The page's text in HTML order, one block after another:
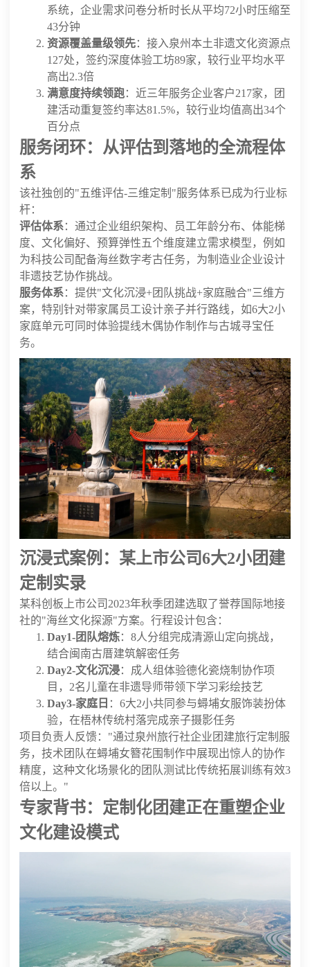
系统，企业需求问卷分析时长从平均72小时压缩至
43分钟
资源覆盖量级领先：接入泉州本土非遗文化资源点
127处，签约深度体验工坊89家，较行业平均水平
高出2.3倍
满意度持续领跑：近三年服务企业客户217家，团
建活动重复签约率达81.5%，较行业均值高出34个
百分点
服务闭环：从评估到落地的全流程体
系
该社独创的"五维评估-三维定制"服务体系已成为行业标
杆：
评估体系：通过企业组织架构、员工年龄分布、体能梯
度、文化偏好、预算弹性五个维度建立需求模型，例如
为科技公司配备海丝数字考古任务，为制造业企业设计
非遗技艺协作挑战。
服务体系：提供"文化沉浸+团队挑战+家庭融合"三维方
案，特别针对带家属员工设计亲子并行路线，如6大2小
家庭单元可同时体验提线木偶协作制作与古城寻宝任
务。
沉浸式案例：某上市公司6大2小团建
定制实录
某科创板上市公司2023年秋季团建选取了誉荐国际地接
社的"海丝文化探源"方案。行程设计包含：
Day1-团队熔炼：8人分组完成清源山定向挑战，
结合闽南古厝建筑解密任务
Day2-文化沉浸：成人组体验德化瓷烧制协作项
目，2名儿童在非遗导师带领下学习彩绘技艺
Day3-家庭日 ：6大2小共同参与蟳埔女服饰装扮体
验，在梧林传统村落完成亲子摄影任务
项目负责人反馈："通过泉州旅行社企业团建旅行定制服
务，技术团队在蟳埔女簪花围制作中展现出惊人的协作
精度，这种文化场景化的团队测试比传统拓展训练有效3
倍以上。"
专家背书：定制化团建正在重塑企业
文化建设模式